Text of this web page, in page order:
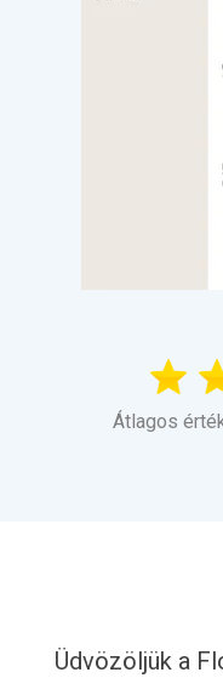
Átlagos
Üdvözöljük a